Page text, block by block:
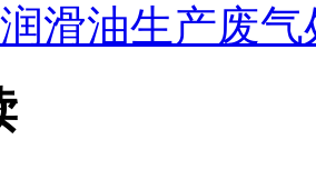
滑油生产废